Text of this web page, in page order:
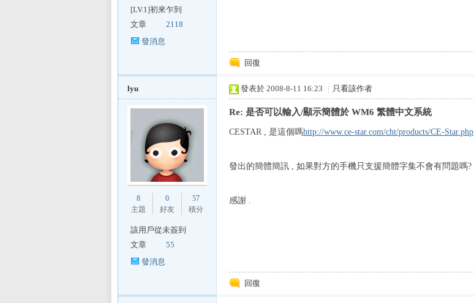
[LV.1]初來乍到
文章
2118
發消息
回復
lyu
8
主題
0
好友
57
積分
該用戶從未簽到
文章
55
發消息
發表於 2008-8-11 16:23 | 只看該作者
Re: 是否可以輸入/顯示簡體於 WM6 繁體中文系統
CESTAR , 是這個嗎http://www.ce-star.com/cht/products/CE-Star.php
發出的簡體簡訊 , 如果對方的手機只支援簡體字集不會有問題嗎?
感謝 .
回復